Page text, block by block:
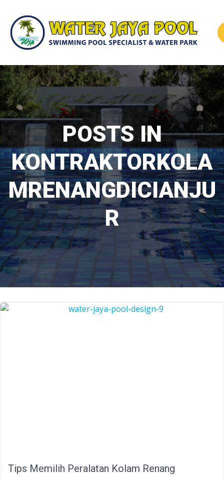
content
POSTS IN
KONTRAKTORKOLA
MRENANGDICIANJU
R
Tips Memilih Peralatan Kolam Renang